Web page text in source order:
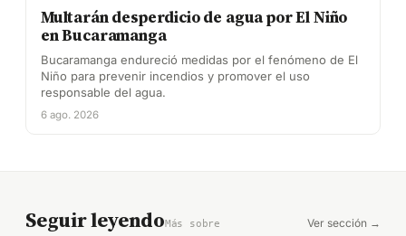
Multarán desperdicio de agua por El Niño
en Bucaramanga
Bucaramanga endureció medidas por el fenómeno de El
Niño para prevenir incendios y promover el uso
responsable del agua.
6 ago. 2026
Seguir leyendoMás sobre Ver sección →